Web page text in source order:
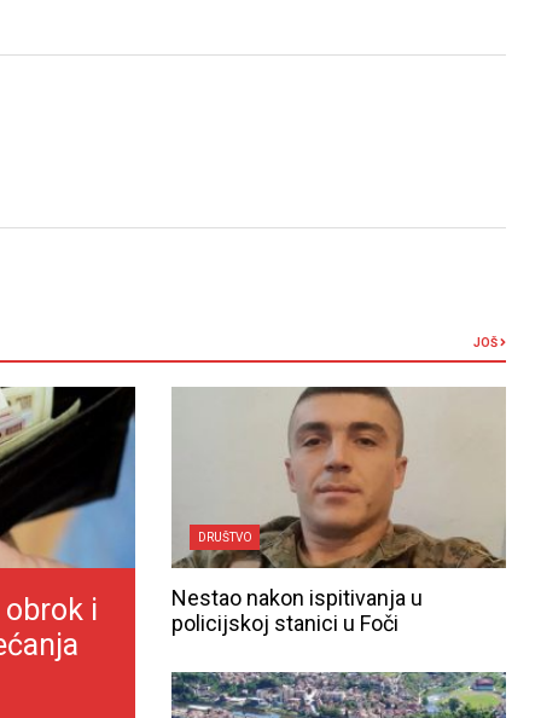
JOŠ
i
DRUŠTVO
Nestao nakon ispitivanja u
policijskoj stanici u Foči